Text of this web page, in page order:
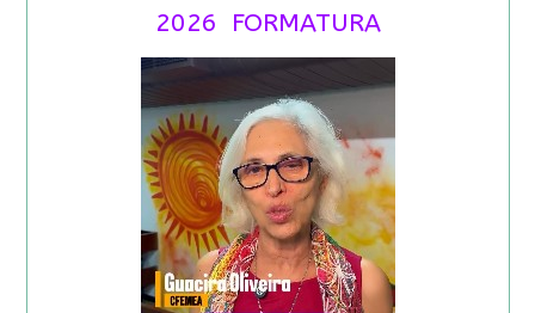
2026 FORMATURA